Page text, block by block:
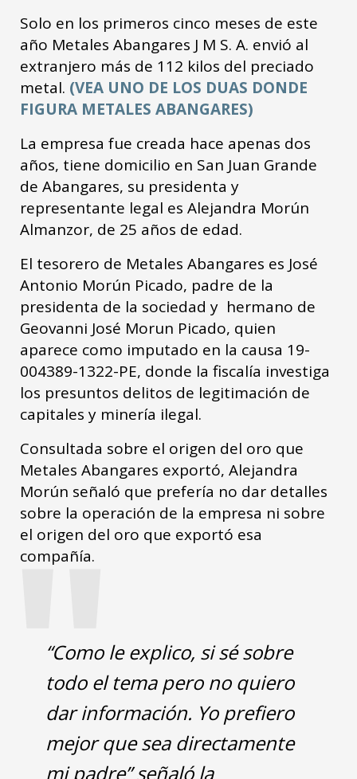
Solo en los primeros cinco meses de este
año Metales Abangares J M S. A. envió al
extranjero más de 112 kilos del preciado
metal. (VEA UNO DE LOS DUAS DONDE
FIGURA METALES ABANGARES)
La empresa fue creada hace apenas dos
años, tiene domicilio en San Juan Grande
de Abangares, su presidenta y
representante legal es Alejandra Morún
Almanzor, de 25 años de edad.
El tesorero de Metales Abangares es José
Antonio Morún Picado, padre de la
presidenta de la sociedad y hermano de
Geovanni José Morun Picado, quien
aparece como imputado en la causa 19-
004389-1322-PE, donde la fiscalía investiga
los presuntos delitos de legitimación de
capitales y minería ilegal.
Consultada sobre el origen del oro que
Metales Abangares exportó, Alejandra
Morún señaló que prefería no dar detalles
sobre la operación de la empresa ni sobre
el origen del oro que exportó esa
compañía.
"
“Como le explico, si sé sobre
todo el tema pero no quiero
dar información. Yo prefiero
mejor que sea directamente
mi padre” señaló la